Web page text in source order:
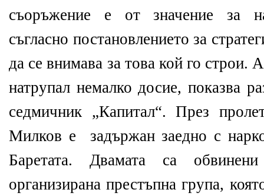
съоръжение е от значение за
съгласно постановлението за
да се внимава за това кой го строи.
натрупал немалко досие, показва
седмичник „Капитал“. През
Милков е задържан заедно с
Баретата. Двамата са
организирана престъпна група,